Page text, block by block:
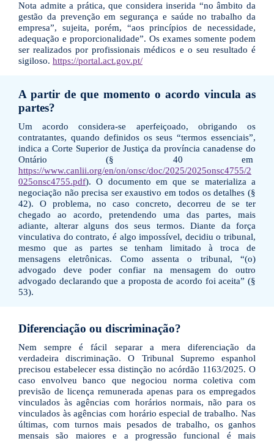
Nota admite a prática, que considera inserida “no âmbito da
gestão da prevenção em segurança e saúde no trabalho da
empresa”, sujeita, porém, “aos princípios de necessidade,
adequação e proporcionalidade”. Os exames somente podem
ser realizados por profissionais médicos e o seu resultado é
sigiloso. https://portal.act.gov.pt/
A partir de que momento o acordo vincula as
partes?
Um acordo considera-se aperfeiçoado, obrigando os
contratantes, quando definidos os seus “termos essenciais”,
indica a Corte Superior de Justiça da província canadense do
Ontário (§ 40 em
https://www.canlii.org/en/on/onsc/doc/2025/2025onsc4755/2
025onsc4755.pdf). O documento em que se materializa a
negociação não precisa ser exaustivo em todos os detalhes (§
42). O problema, no caso concreto, decorreu de se ter
chegado ao acordo, pretendendo uma das partes, mais
adiante, alterar alguns dos seus termos. Diante da força
vinculativa do contrato, é algo impossível, decidiu o tribunal,
mesmo que as partes se tenham limitado à troca de
mensagens eletrônicas. Como assenta o tribunal, “(o)
advogado deve poder confiar na mensagem do outro
advogado declarando que a proposta de acordo foi aceita” (§
53).
Diferenciação ou discriminação?
Nem sempre é fácil separar a mera diferenciação da
verdadeira discriminação. O Tribunal Supremo espanhol
precisou estabelecer essa distinção no acórdão 1163/2025. O
caso envolveu banco que negociou norma coletiva com
previsão de licença remunerada apenas para os empregados
vinculados às agências com horários normais, não para os
vinculados às agências com horário especial de trabalho. Nas
últimas, com turnos mais pesados de trabalho, os ganhos
mensais são maiores e a progressão funcional é mais